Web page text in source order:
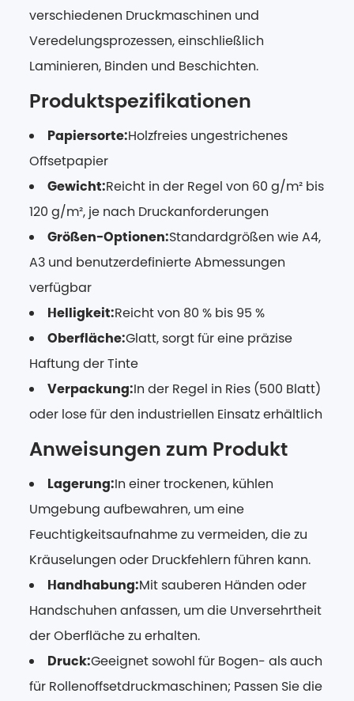
verschiedenen Druckmaschinen und
Veredelungsprozessen, einschließlich
Laminieren, Binden und Beschichten.
Produktspezifikationen
Papiersorte:Holzfreies ungestrichenes
Offsetpapier
Gewicht:Reicht in der Regel von 60 g/m² bis
120 g/m², je nach Druckanforderungen
Größen-Optionen:Standardgrößen wie A4,
A3 und benutzerdefinierte Abmessungen
verfügbar
Helligkeit:Reicht von 80 % bis 95 %
Oberfläche:Glatt, sorgt für eine präzise
Haftung der Tinte
Verpackung:In der Regel in Ries (500 Blatt)
oder lose für den industriellen Einsatz erhältlich
Anweisungen zum Produkt
Lagerung:In einer trockenen, kühlen
Umgebung aufbewahren, um eine
Feuchtigkeitsaufnahme zu vermeiden, die zu
Kräuselungen oder Druckfehlern führen kann.
Handhabung:Mit sauberen Händen oder
Handschuhen anfassen, um die Unversehrtheit
der Oberfläche zu erhalten.
Druck:Geeignet sowohl für Bogen- als auch
für Rollenoffsetdruckmaschinen; Passen Sie die